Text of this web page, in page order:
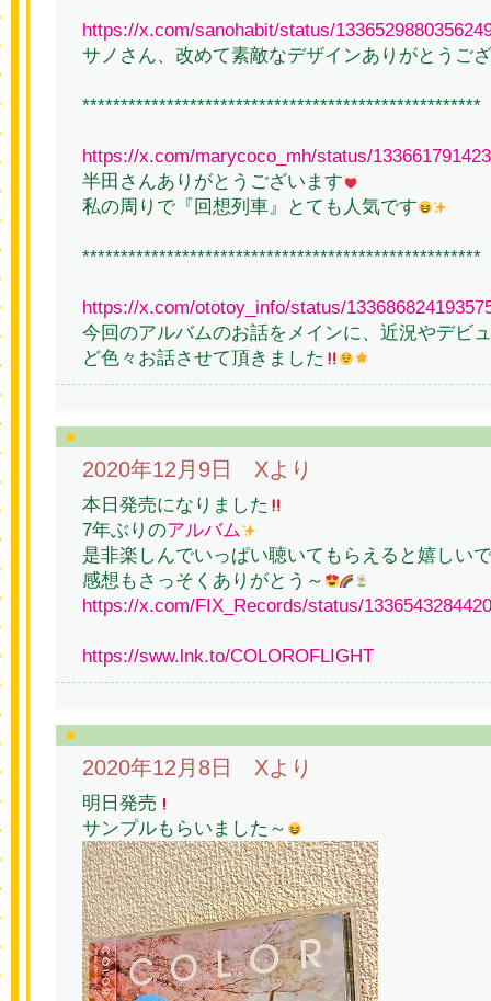
https://x.com/sanohabit/status/
サノさん、改めて素敵なデザインありがとうご
****************************************************
https://x.com/marycoco_mh/status/
半田さんありがとうございます
私の周りで『回想列車』とても人気です
****************************************************
https://x.com/ototoy_info/status/
今回のアルバムのお話をメインに、近況やデビ
ど色々お話させて頂きました
2020年12月9日 Xより
本日発売になりました
7年ぶりのアルバム
是非楽しんでいっぱい聴いてもらえると嬉しい
感想もさっそくありがとう～
https://x.com/FIX_Records/status/
https://sww.lnk.to/COLOROFLIGHT
2020年12月8日 Xより
明日発売
サンプルもらいました～